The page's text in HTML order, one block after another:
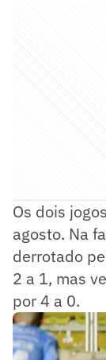
Os dois
agosto. Na
derrotado
2 a 1, mas
por 4 a 0.